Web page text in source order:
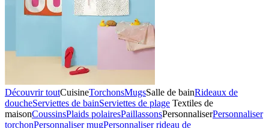
Découvrir toutCuisineTorchonsMugsSalle de bainRideaux de
doucheServiettes de bainServiettes de plage Textiles de
maisonCoussinsPlaids polairesPaillassonsPersonnaliserPersonnaliser
torchonPersonnaliser mugPersonnaliser rideau de